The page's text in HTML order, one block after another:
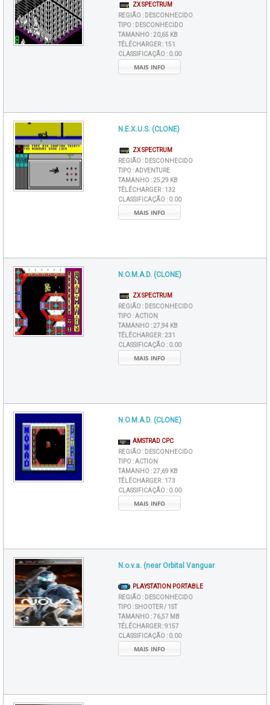
ZX SPECTRUM
REGIÃO : DESCONHECIDO
TIPO : DESCONHECIDO
TAMANHO :20,65 KB
TÉLÉCHARGER : 151
CLASSIFICAÇÃO : 0.00
MAIS INFO
N.E.X.U.S. (CLONE)
ZX SPECTRUM
REGIÃO : DESCONHECIDO
TIPO :ADVENTURE
TAMANHO :25,29 KB
TÉLÉCHARGER : 132
CLASSIFICAÇÃO : 0.00
MAIS INFO
N.O.M.A.D. (CLONE)
ZX SPECTRUM
REGIÃO : DESCONHECIDO
TIPO :ACTION
TAMANHO :27,94 KB
TÉLÉCHARGER :231
CLASSIFICAÇÃO : 0.00
MAIS INFO
N.O.M.A.D. (CLONE)
AMSTRAD CPC
REGIÃO : DESCONHECIDO
TIPO :ACTION
TAMANHO :27,69 KB
TÉLÉCHARGER : 173
CLASSIFICAÇÃO : 0.00
MAIS INFO
N.o.v.a. (near Orbital Vanguar
PLAYSTATION PORTABLE
REGIÃO : DESCONHECIDO
TIPO :SHOOTER / 1ST
TAMANHO :76,57 MB
TÉLÉCHARGER :9157
CLASSIFICAÇÃO : 0.00
MAIS INFO